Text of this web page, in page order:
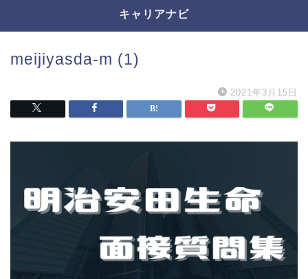
キャリアナビ
meijiyasda-m (1)
2021年3月15日